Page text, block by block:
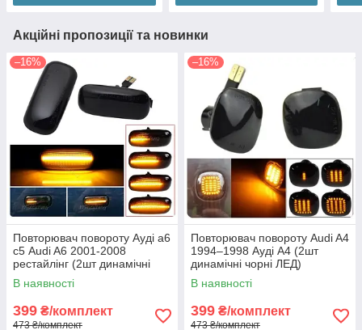
Акційні пропозиції та новинки
–16%
Повторювач повороту Ауді а6
с5 Audi A6 2001-2008
рестайлінг (2шт динамічні
чорні ЛЕД)
В наявності
399 ₴/комплект
473 ₴/комплект
–16%
Повторювач повороту Audi A4
1994–1998 Ауді А4 (2шт
динамічні чорні ЛЕД)
В наявності
399 ₴/комплект
473 ₴/комплект